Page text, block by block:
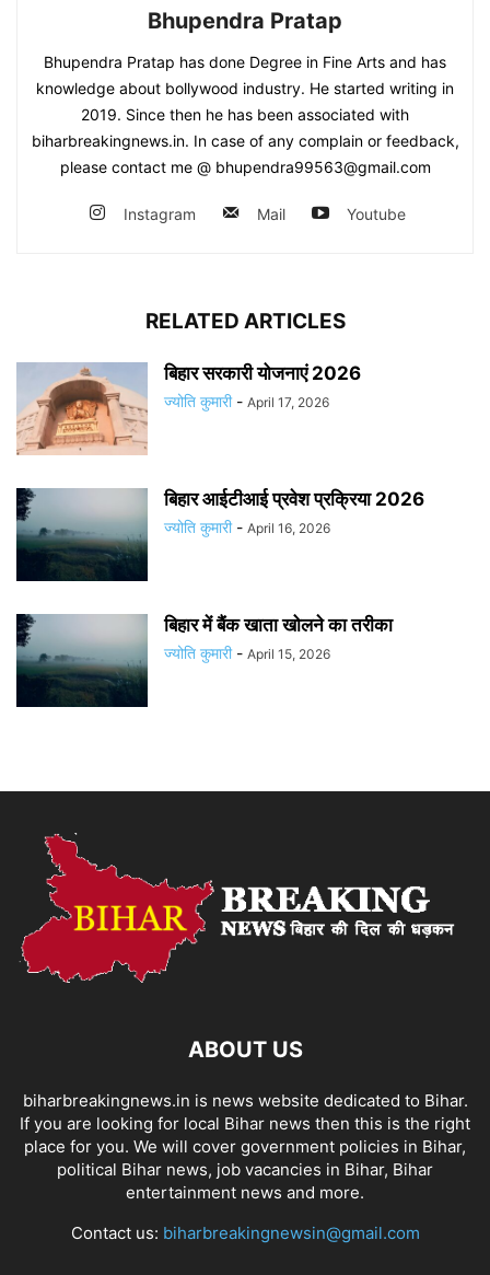
Bhupendra Pratap
Bhupendra Pratap has done Degree in Fine Arts and has
knowledge about bollywood industry. He started writing in
2019. Since then he has been associated with
biharbreakingnews.in. In case of any complain or feedback,
please contact me @ bhupendra99563@gmail.com
Instagram Mail Youtube
RELATED ARTICLES
बिहार सरकारी योजनाएं 2026
ज्योति कुमारी - April 17, 2026
बिहार आईटीआई प्रवेश प्रक्रिया 2026
ज्योति कुमारी - April 16, 2026
बिहार में बैंक खाता खोलने का तरीका
ज्योति कुमारी - April 15, 2026
ABOUT US
biharbreakingnews.in is news website dedicated to Bihar.
If you are looking for local Bihar news then this is the right
place for you. We will cover government policies in Bihar,
political Bihar news, job vacancies in Bihar, Bihar
entertainment news and more.
Contact us: biharbreakingnewsin@gmail.com